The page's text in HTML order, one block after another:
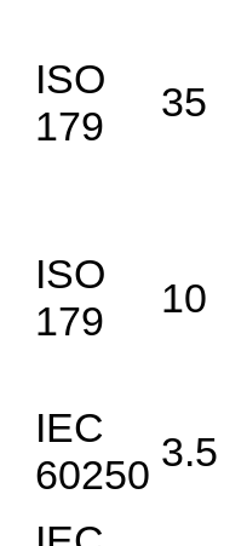
ISO
179
35
ISO
179
10
IEC
60250 3.5